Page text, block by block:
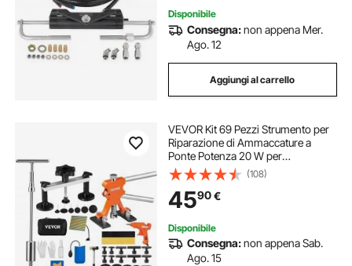
Disponibile
Consegna:non appena Mer.
Ago. 12
Aggiungi al carrello
VEVOR Kit 69 Pezzi Strumento per
Riparazione di Ammaccature a
Ponte Potenza 20 W per
Carrozzeria Auto Veicolo da Garage
Officina Fai-da-te, Kit Estrattore a
Ponte Estrattore a Martello per
Ammaccature
(108)
4590€
Disponibile
Consegna:non appena Sab.
Ago. 15